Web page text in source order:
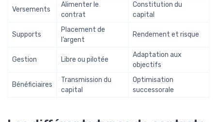
Versements
Alimenter le
contrat
Constitution du
capital
Supports
Placement de
l’argent
Rendement et risque
Gestion Libre ou pilotée
Adaptation aux
objectifs
Bénéficiaires
Transmission du
capital
Optimisation
successorale